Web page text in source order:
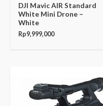
DJI Mavic AIR Standard
White Mini Drone –
White
Rp9,999,000